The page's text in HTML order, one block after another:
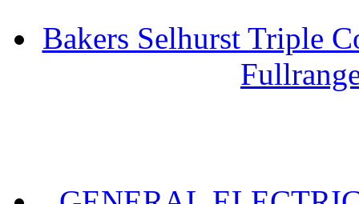
Bakers Selhurst Triple